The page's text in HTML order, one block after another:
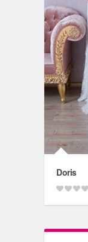
Doris